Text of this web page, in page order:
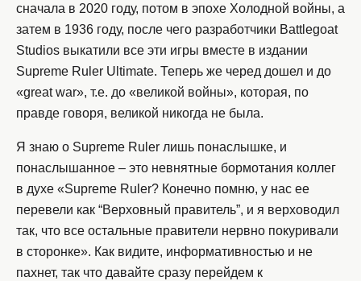
сначала в 2020 году, потом в эпохе Холодной войны, а
затем в 1936 году, после чего разработчики Battlegoat
Studios выкатили все эти игры вместе в издании
Supreme Ruler Ultimate. Теперь же черед дошел и до
«great war», т.е. до «великой войны», которая, по
правде говоря, великой никогда не была.
Я знаю о Supreme Ruler лишь понаслышке, и
понаслышанное – это невнятные бормотания коллег
в духе «Supreme Ruler? Конечно помню, у нас ее
перевели как “Верховный правитель”, и я верховодил
так, что все остальные правители нервно покуривали
в сторонке». Как видите, информативностью и не
пахнет, так что давайте сразу перейдем к